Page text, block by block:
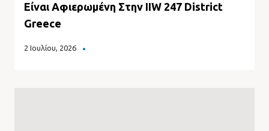
Είναι Αφιερωμένη Στην IIW 247 District
Greece
2 Ιουλίου, 2026